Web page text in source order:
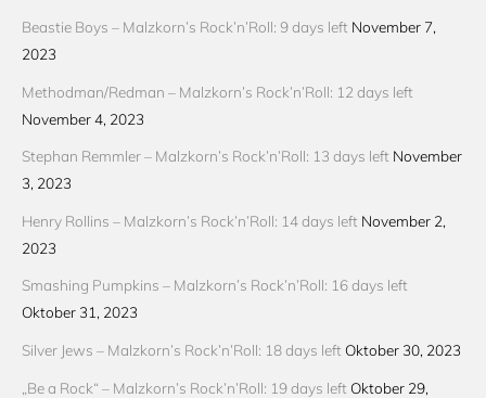
Beastie Boys – Malzkorn’s Rock’n’Roll: 9 days left November 7,
2023
Methodman/Redman – Malzkorn’s Rock’n’Roll: 12 days left
November 4, 2023
Stephan Remmler – Malzkorn’s Rock’n’Roll: 13 days left November
3, 2023
Henry Rollins – Malzkorn’s Rock’n’Roll: 14 days left November 2,
2023
Smashing Pumpkins – Malzkorn’s Rock’n’Roll: 16 days left
Oktober 31, 2023
Silver Jews – Malzkorn’s Rock’n’Roll: 18 days left Oktober 30, 2023
„Be a Rock“ – Malzkorn’s Rock’n’Roll: 19 days left Oktober 29,